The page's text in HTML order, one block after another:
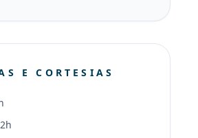
E CORTESIAS